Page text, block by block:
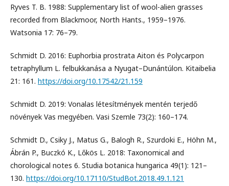
Ryves T. B. 1988: Supplementary list of wool-alien grasses
recorded from Blackmoor, North Hants., 1959–1976.
Watsonia 17: 76–79.
Schmidt D. 2016: Euphorbia prostrata Aiton és Polycarpon
tetraphyllum L. felbukkanása a Nyugat–Dunántúlon. Kitaibelia
21: 161. https://doi.org/10.17542/21.159
Schmidt D. 2019: Vonalas létesítmények mentén terjedő
növények Vas megyében. Vasi Szemle 73(2): 160–174.
Schmidt D., Csiky J., Matus G., Balogh R., Szurdoki E., Höhn M.,
Ábrán P., Buczkó K., Lőkös L. 2018: Taxonomical and
chorological notes 6. Studia botanica hungarica 49(1): 121–
130. https://doi.org/10.17110/StudBot.2018.49.1.121